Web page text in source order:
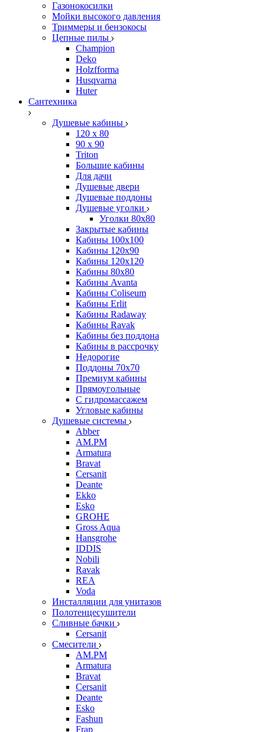
Газонокосилки
Мойки высокого давления
Триммеры и бензокосы
Цепные пилы
Champion
Deko
Holzfforma
Husqvarna
Huter
Сантехника
Душевые кабины
120 x 80
90 х 90
Triton
Большие кабины
Для дачи
Душевые двери
Душевые поддоны
Душевые уголки
Уголки 80х80
Закрытые кабины
Кабины 100x100
Кабины 120x90
Кабины 120х120
Кабины 80х80
Кабины Avanta
Кабины Coliseum
Кабины Erlit
Кабины Radaway
Кабины Ravak
Кабины без поддона
Кабины в рассрочку
Недорогие
Поддоны 70x70
Премиум кабины
Прямоугольные
С гидромассажем
Угловые кабины
Душевые системы
Abber
AM.PM
Armatura
Bravat
Cersanit
Deante
Ekko
Esko
GROHE
Gross Aqua
Hansgrohe
IDDIS
Nobili
Ravak
REA
Voda
Инсталляции для унитазов
Полотенцесушители
Сливные бачки
Cersanit
Смесители
AM.PM
Armatura
Bravat
Cersanit
Deante
Esko
Fashun
Frap